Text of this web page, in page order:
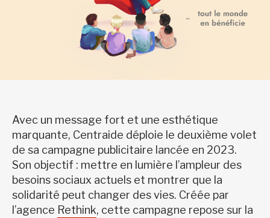
Avec un message fort et une esthétique
marquante, Centraide déploie le deuxième volet
de sa campagne publicitaire lancée en 2023.
Son objectif : mettre en lumière l’ampleur des
besoins sociaux actuels et montrer que la
solidarité peut changer des vies. Créée par
l’agence Rethink, cette campagne repose sur la